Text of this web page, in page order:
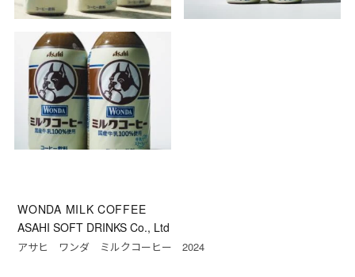
WONDA MILK COFFEE
ASAHI SOFT DRINKS Co., Ltd
アサヒ ワンダ ミルクコーヒー 2024